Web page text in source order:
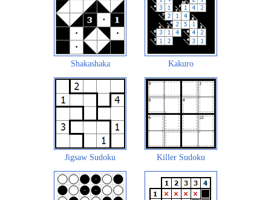
Shakashaka Kakuro
Jigsaw Sudoku Killer Sudoku